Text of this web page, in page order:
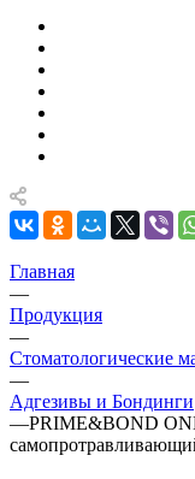
Главная
—
Продукция
—
Стоматологические
—
Адгезивы и Бондинги
—PRIME&BOND